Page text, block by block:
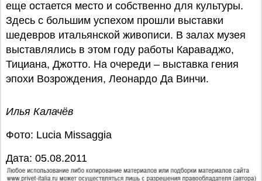
еще остается место и собственно для культуры.
Здесь с большим успехом прошли выставки
шедевров итальянской живописи. В залах музея
выставлялись в этом году работы Караваджо,
Тициана, Джотто. На очереди – выставка гения
эпохи Возрождения, Леонардо Да Винчи.
Илья Калачёв
Фото: Lucia Missaggia
Дата: 05.08.2011